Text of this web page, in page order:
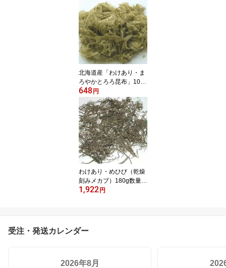
北海道産「わけあり・ま
ろやかとろろ昆布」100g
【訳あり】はしっこ【わ
けあり】【味噌汁の具
材】【無添加食品】【ダ
イエット】【低カロリ
ー】【自然食品】【ミネ
ラル】【海藻サラダ】 海
藻
648 円
わけあり・めひび（乾燥
刻みメカブ）180g数量限
定販売 わけあり 訳あり
1,922 円
受注・発送カレンダー
2026年8月